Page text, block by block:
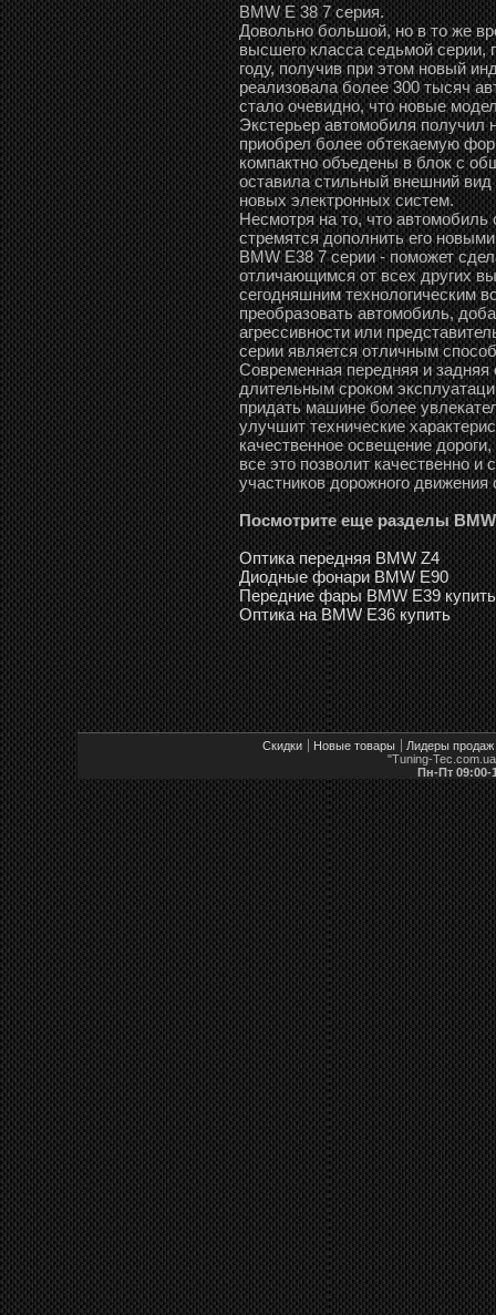
ВМW E 38 7 серия.
Довольно большой, но в то же
высшего класса седьмой
году, получив при этом новый
реализовала более 300 тысяч
стало очевидно, что новые
Экстерьер автомобиля получил
приобрел более обтекаемую
компактно объедены в блок с
оставила стильный внешний
новых электронных систем.
Несмотря на то, что
стремятся дополнить его
BMW E38 7 серии - поможет
отличающимся от всех других
сегодняшним технологическим
преобразовать автомобиль,
агрессивности или
серии является отличным
Современная передняя и задняя
длительным сроком
придать машине более
улучшит технические
качественное освещение
все это позволит качественно
участников дорожного
Посмотрите еще разделы BMW
Оптика передняя BMW Z4
Диодные фонари BMW E90
Передние фары BMW E39 купить
Оптика на BMW E36 купить
Скидки Новые товары
Лидеры продаж
"Tuning-
Пн-Пт 09:00-